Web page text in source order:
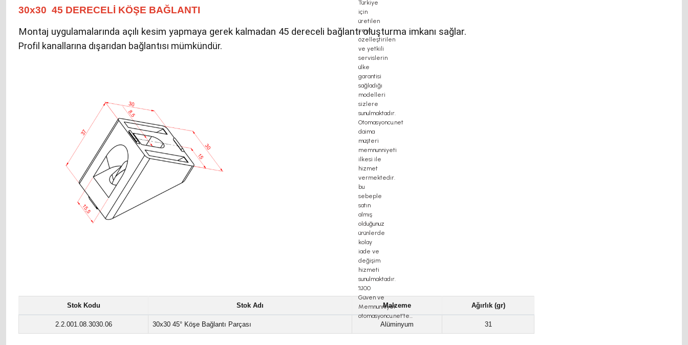
30x30 45 DERECELİ KÖŞE BAĞLANTI
Montaj uygulamalarında açılı kesim yapmaya gerek kalmadan 45 dereceli bağlantı oluşturma imkanı sağlar.
Profil kanallarına dışarıdan bağlantısı mümkündür.
Stok Kodu Stok Adı Malzeme Ağırlık (gr)
2.2.001.08.3030.06 30x30 45° Köşe Bağlantı Parçası Alüminyum 31